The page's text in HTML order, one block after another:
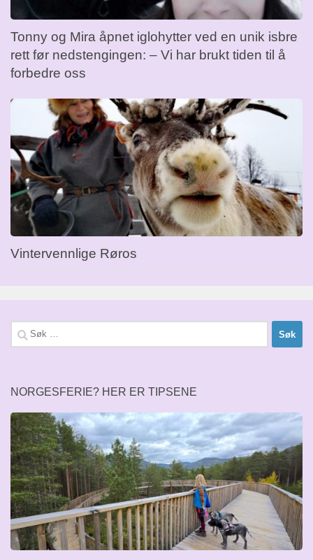
Tonny og Mira åpnet iglohytter ved en unik isbre
rett før nedstengingen: – Vi har brukt tiden til å
forbedre oss
Vintervennlige Røros
Søk
etter:
NORGESFERIE? HER ER TIPSENE